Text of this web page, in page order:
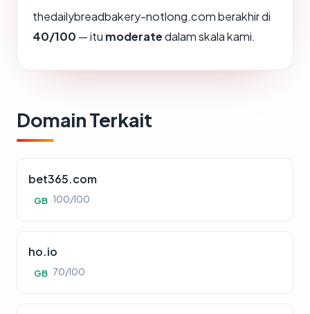
thedailybreadbakery-notlong.com berakhir di
40/100 — itu moderatedalam skala kami.
Domain Terkait
bet365.com
GB 100/100
ho.io
GB 70/100